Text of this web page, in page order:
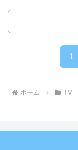
1
ホーム TV